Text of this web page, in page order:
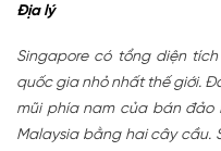
Địa lý
Singapore có tổng diện
quốc gia nhỏ nhất thế giới.
mũi phía nam của bán đảo
Malaysia bằng hai cây cầu.